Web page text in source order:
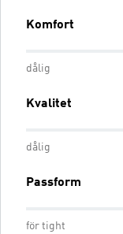
Komfort
dålig
Kvalitet
dålig
Passform
för tight